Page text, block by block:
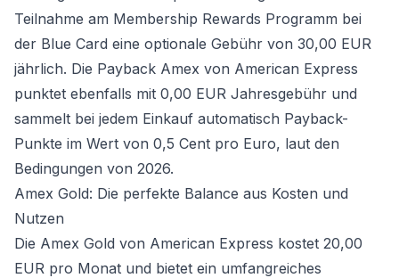
Teilnahme am Membership Rewards Programm bei
der Blue Card eine optionale Gebühr von 30,00 EUR
jährlich. Die Payback Amex von American Express
punktet ebenfalls mit 0,00 EUR Jahresgebühr und
sammelt bei jedem Einkauf automatisch Payback-
Punkte im Wert von 0,5 Cent pro Euro, laut den
Bedingungen von 2026.
Amex Gold: Die perfekte Balance aus Kosten und
Nutzen
Die Amex Gold von American Express kostet 20,00
EUR pro Monat und bietet ein umfangreiches